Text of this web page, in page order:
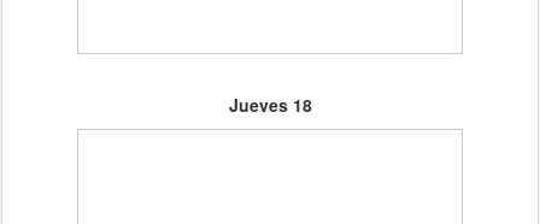
Jueves 18